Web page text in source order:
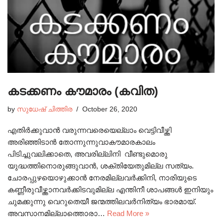
കടക്കണം കൗമാരം (കവിത)
by സുധേഷ്‌ ചിത്തിര October 26, 2020
എതിർക്കുവാൻ വരുന്നവരെയെല്ലാം വെട്ടിവീഴ്ത്തി
അരിഞ്ഞിടാൻ തോന്നുന്നുവാകൗമാരകാലം
പിടിച്ചുവലിക്കാതെ, അവരില്ലിനി വീണ്ടുമൊരു
യുദ്ധത്തിനൊരുങ്ങുവാൻ, ശക്തിയേതുമില്ല സത്യം.
ചോരപ്പുഴയൊഴുക്കാൻ നേരമില്ലവർക്കിനി, നാരിയുടെ
കണ്ണീരുവീഴ്ത്താനവർക്കിടവുമില്ല എന്തിനീ ശാപങ്ങൾ ഇനിയും
ചുമക്കുന്നു വെറുതെയീ ജന്മത്തിലവർനിത്യം ഭാരമായ്.
അവസാനമില്ലാത്തൊരാ… Read More »